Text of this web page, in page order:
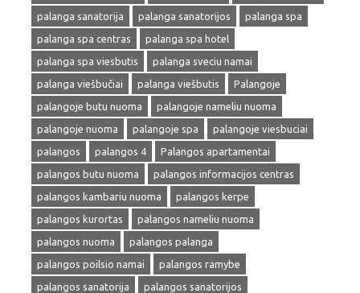
palanga sanatorija
palanga sanatorijos
palanga spa
palanga spa centras
palanga spa hotel
palanga spa viesbutis
palanga sveciu namai
palanga viešbučiai
palanga viešbutis
Palangoje
palangoje butu nuoma
palangoje nameliu nuoma
palangoje nuoma
palangoje spa
palangoje viesbuciai
palangos
palangos 4
Palangos apartamentai
palangos butu nuoma
palangos informacijos centras
palangos kambariu nuoma
palangos kerpe
palangos kurortas
palangos nameliu nuoma
palangos nuoma
palangos palanga
palangos poilsio namai
palangos ramybe
palangos sanatorija
palangos sanatorijos